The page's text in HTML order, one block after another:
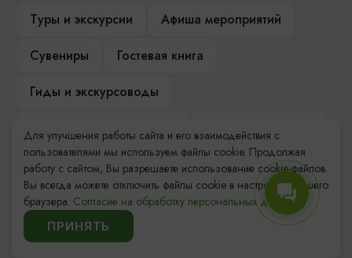
Туры и экскурсии
Афиша мероприятий
Сувениры
Гостевая книга
Гиды и экскурсоводы
Достопримечательности
Карты и маршруты
Рестораны
Гостиницы
Как доехать
Компас Балтийской кухни
Настоящий Калининградец
Для улучшения работы сайта и его взаимодействия с
пользователями мы используем файлы cookie. Продолжая
работу с сайтом, Вы разрешаете использование cookie-файлов.
Вы всегда можете отключить файлы cookie в настройках Вашего
браузера. Согласие на обработку персональных данных.
ПРИНЯТЬ